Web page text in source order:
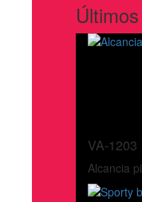
VA-1203
Alcancia